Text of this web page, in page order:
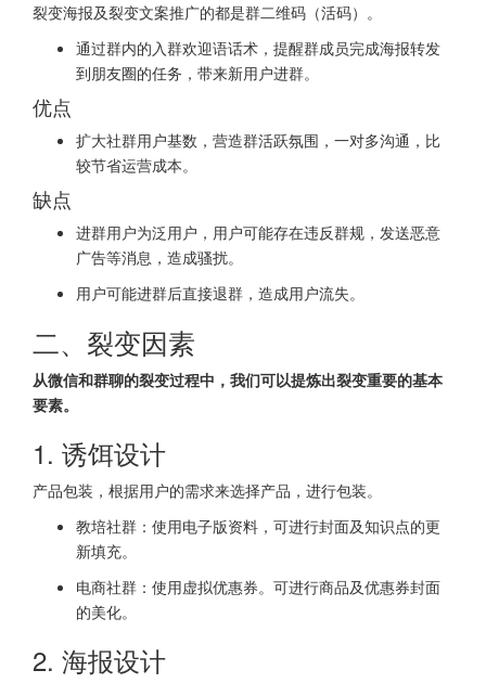
裂变海报及裂变文案推广的都是群二维码（活码）。
通过群内的入群欢迎语话术，提醒群成员完成海报转发
到朋友圈的任务，带来新用户进群。
优点
扩大社群用户基数，营造群活跃氛围，一对多沟通，比
较节省运营成本。
缺点
进群用户为泛用户，用户可能存在违反群规，发送恶意
广告等消息，造成骚扰。
用户可能进群后直接退群，造成用户流失。
二、裂变因素
从微信和群聊的裂变过程中，我们可以提炼出裂变重要的基本
要素。
1. 诱饵设计
产品包装，根据用户的需求来选择产品，进行包装。
教培社群：使用电子版资料，可进行封面及知识点的更
新填充。
电商社群：使用虚拟优惠券。可进行商品及优惠券封面
的美化。
2. 海报设计